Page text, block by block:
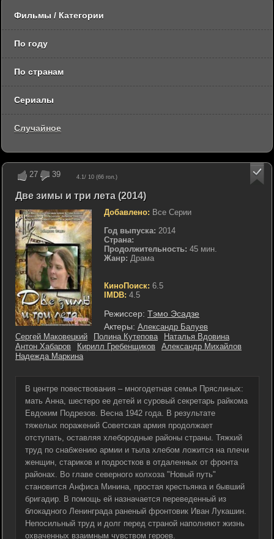
27 39 4.1/ 10 (66 гол.)
Две зимы и три лета (2014)
Добавлено: Все Серии
Год выпуска: 2014
Страна:
Продолжительность: 45 мин.
Жанр: Драма
КиноПоиск: 6.5
IMDB: 4.5
Режиссер: Тэмо Эсадзе
Актеры: Александр Балуев
Сергей Маковецкий
Полина Кутепова
Наталья Вдовина
Антон Хабаров
Кирилл Гребенщиков
Александр Михайлов
Надежда Маркина
В центре повествования – многодетная семья Пряслиных:
мать Анна, шестеро ее детей и суровый секретарь райкома
Евдоким Подрезов. Весна 1942 года. В результате
тяжелых поражений Советская армия продолжает
отступать, оставляя хлебородные районы страны. Тяжкий
труд по снабжению армии и тыла хлебом ложится на плечи
женщин, стариков и подростков в отдаленных от фронта
районах. Во главе северного колхоза "Новый путь"
становится Анфиса Минина, простая крестьянка и бывший
бригадир. В помощь ей назначается переведенный из
блокадного Ленинграда раненый фронтовик Иван Лукашин.
Непосильный труд и долг перед страной наполняют жизнь
охваченных взаимным чувством героев.
Фильмы / Категории
По году
По странам
Сериалы
Случайное